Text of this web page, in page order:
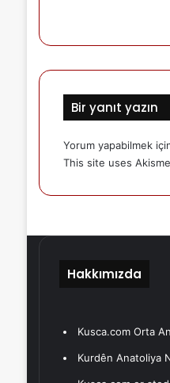
Bir yanıt yazın
Yorum yapabilmek
This site uses
Hakkımızda
Kusca.com Orta
Kurdên Anatoliya